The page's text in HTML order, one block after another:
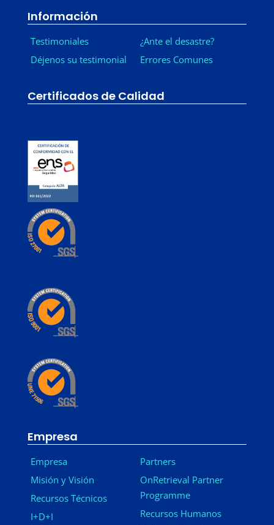
Información
Testimoniales
Déjenos su testimonial
¿Ante el desastre?
Errores Comunes
Certificados de Calidad
Empresa
Empresa
Misión y Visión
Recursos Técnicos
I+D+I
Partners
OnRetrieval Partner
Programme
Recursos Humanos